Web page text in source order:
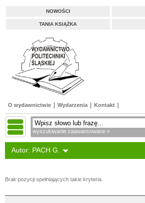
NOWOŚCI
TANIA KSIĄŻKA
O wydawnictwie Wydarzenia Kontakt
wyszukiwanie zaawansowane »
Autor: PACH G.
Brak pozycji spełniających takie kryteria.